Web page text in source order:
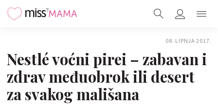
08. LIPNJA 2017.
Nestlé voćni pirei – zabavan i
zdrav međuobrok ili desert
za svakog mališana